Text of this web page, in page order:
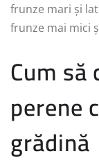
frunze mari și
frunze mai mici
Cum
perene
grădină